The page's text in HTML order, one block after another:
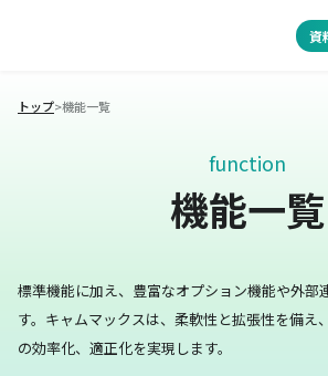
資
トップ>機能一覧
function
機能一覧
標準機能に加え、豊富なオプション機能や外部
す。 キャムマックスは、柔軟性と拡張性を備え
の効率化、適正化を実現します。